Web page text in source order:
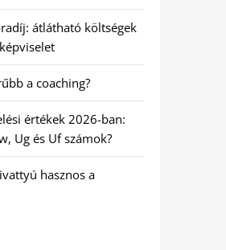
átlátható költségek
a coaching?
értékek 2026-ban:
Ug és Uf számok?
hasznos a